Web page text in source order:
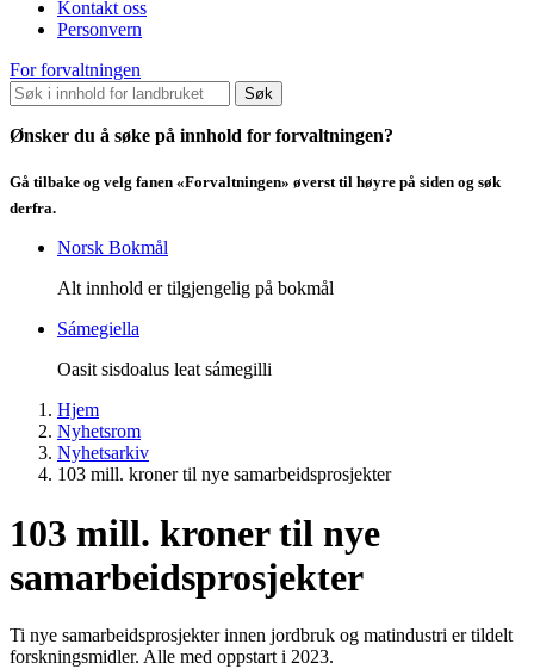
Kontakt oss
Personvern
For forvaltningen
Søk
Ønsker du å søke på innhold for forvaltningen?
Gå tilbake og velg fanen «Forvaltningen» øverst til høyre på siden og søk
derfra.
Norsk Bokmål
Alt innhold er tilgjengelig på bokmål
Sámegiella
Oasit sisdoalus leat sámegilli
Hjem
Nyhetsrom
Nyhetsarkiv
103 mill. kroner til nye samarbeidsprosjekter
103 mill. kroner til nye
samarbeidsprosjekter
Ti nye samarbeidsprosjekter innen jordbruk og matindustri er tildelt
forskningsmidler. Alle med oppstart i 2023.